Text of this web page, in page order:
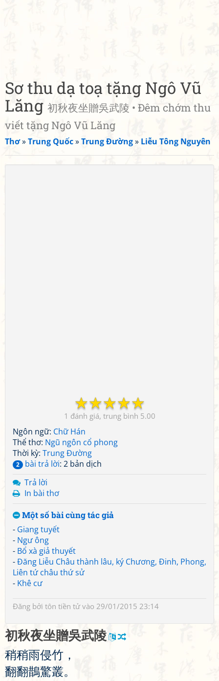
Sơ thu dạ toạ tặng Ngô Vũ
Lăng 初秋夜坐贈吳武陵 • Đêm chớm thu
viết tặng Ngô Vũ Lăng
Thơ»Trung Quốc»Trung Đường» Liễu Tông Nguyên
☆
☆
☆
☆
☆
1 5.00
Ngôn ngữ: Chữ Hán
Thể thơ: Ngũ ngôn cổ phong
Thời kỳ: Trung Đường
2 bài trả lời: 2 bản dịch
Trả lời
In bài thơ
Một số bài cùng tác giả
- Giang tuyết
- Ngư ông
- Bổ xà giả thuyết
-Đăng Liễu Châu thành lâu, ký Chương, Đinh, Phong,
Liên tứ châu thứ sử
- Khê cư
Đăng bởi tôn tiền tửvào 29/01/2015 23:14
初秋夜坐贈吳武陵
稍稍雨侵竹 ，
翻翻鵲驚叢。